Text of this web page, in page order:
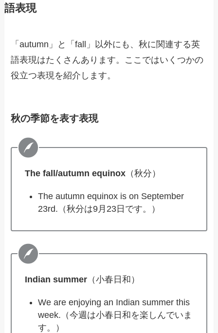
語表現
「autumn」と「fall」以外にも、秋に関連する英
語表現はたくさんあります。ここではいくつかの
役立つ表現を紹介します。
秋の季節を表す表現
The fall/autumn equinox （秋分）
The autumn equinox is on September
23rd.（秋分は9月23日です。）
Indian summer （小春日和）
We are enjoying an Indian summer this
week.（今週は小春日和を楽しんでいま
す。）